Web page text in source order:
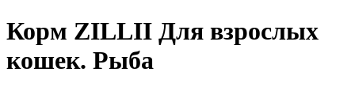
Корм ZILLII Для взрослых
кошек. Рыба